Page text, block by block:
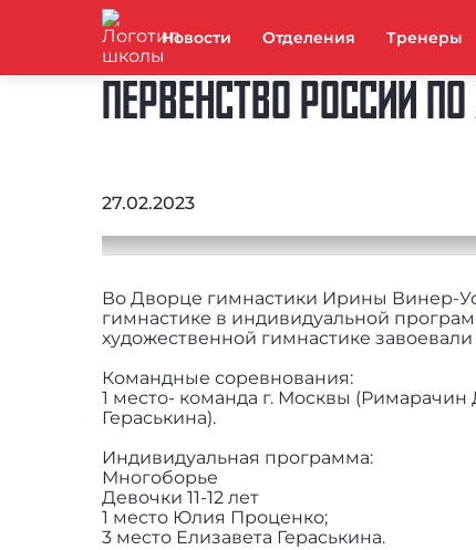
Новости Отделения Тренеры
ПЕРВЕНСТВО РОССИИ
27.02.2023
Во Дворце гимнастики Ирины Винер-
гимнастике в индивидуальной
художественной гимнастике завоевали
Командные соревнования:
1 место- команда г. Москвы
Гераськина).
Индивидуальная программа:
Многоборье
Девочки 11-12 лет
1 место Юлия Проценко;
3 место Елизавета Гераськина.